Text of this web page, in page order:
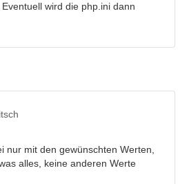
wird die php.ini dann
nur mit den gewünschten Werten,
alles, keine anderen Werte